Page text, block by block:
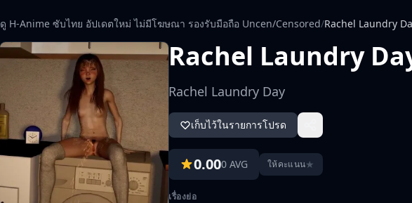
ดู H-Anime ซับไทย อัปเดตใหม่ ไม่มีโฆษณา รองรับมือถือ Uncen/Censored/Rachel Laundry
Rachel Laundry
Rachel Laundry Day
เก็บไว้ในรายการโปรด
0.000 AVG ให้คะแนน★
เรื่องย่อ